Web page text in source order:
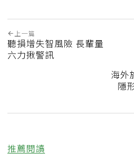
上一篇
聽損增失智風險 長輩量
六力揪警訊
海外
隱
推薦閱讀